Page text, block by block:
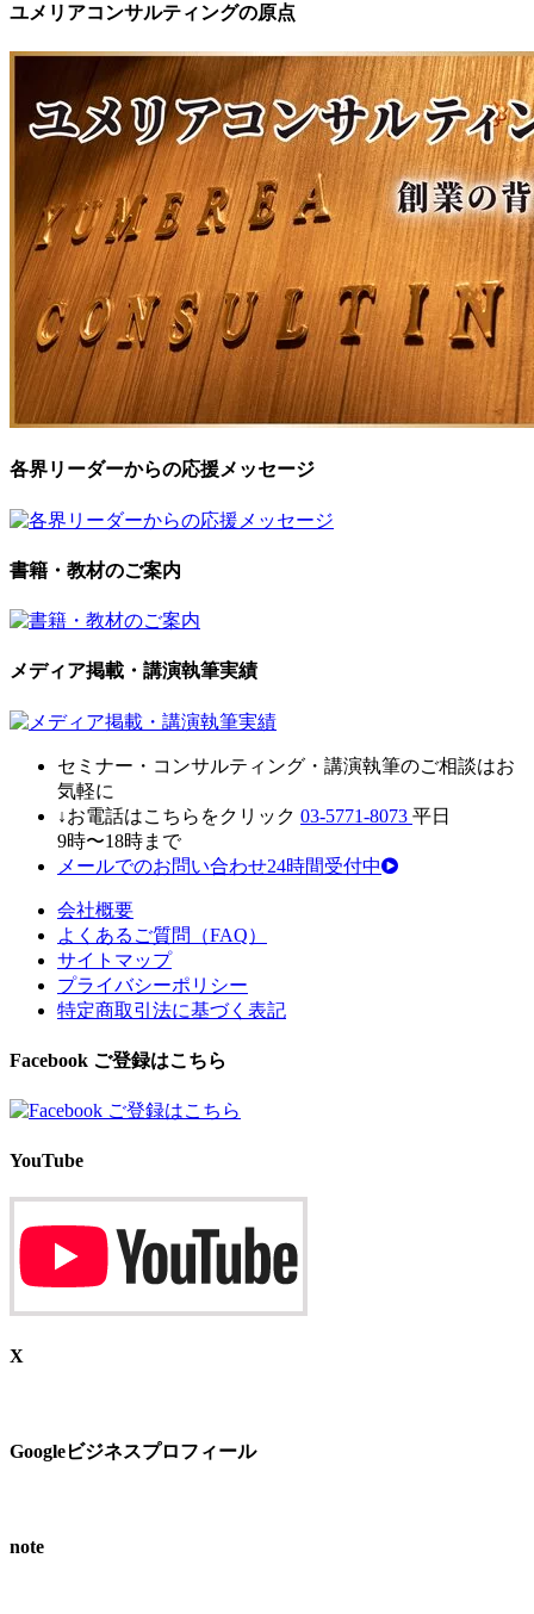
ユメリアコンサルティングの原点
各界リーダーからの応援メッセージ
書籍・教材のご案内
メディア掲載・講演執筆実績
セミナー・ コンサルティング・ 講演執筆のご相談はお
気軽に
↓お電話はこちらをクリック 03-5771-8073 平日
9時〜18時まで
メールでのお問い合わせ24時間受付中
会社概要
よくあるご質問（FAQ）
サイトマップ
プライバシーポリシー
特定商取引法に基づく表記
Facebook ご登録はこちら
YouTube
X
Googleビジネスプロフィール
note